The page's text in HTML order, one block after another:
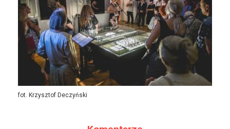
fot. Krzysztof Deczyński